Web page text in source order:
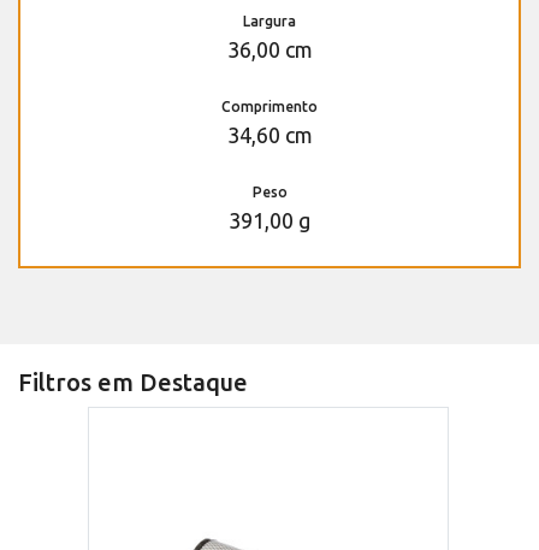
Largura
36,00 cm
Comprimento
34,60 cm
Peso
391,00 g
Filtros em Destaque